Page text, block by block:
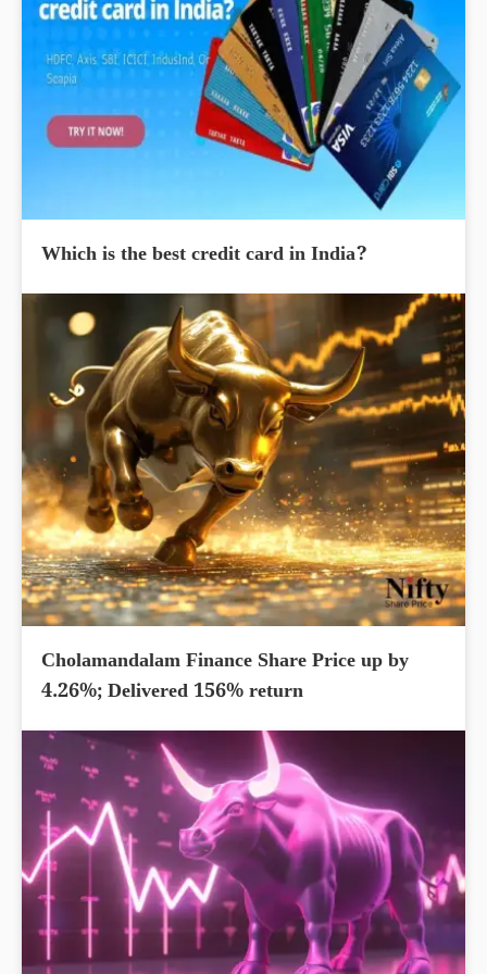
Which is the best credit card in India?
Cholamandalam Finance Share Price up by
4.26%; Delivered 156% return